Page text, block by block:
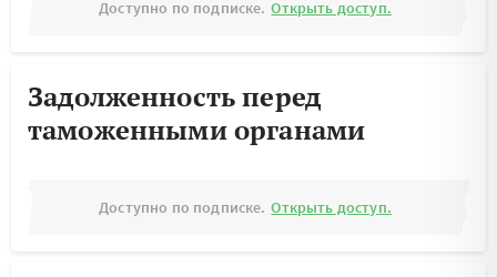
Доступно по подписке. Открыть доступ.
Задолженность перед
таможенными органами
Доступно по подписке. Открыть доступ.